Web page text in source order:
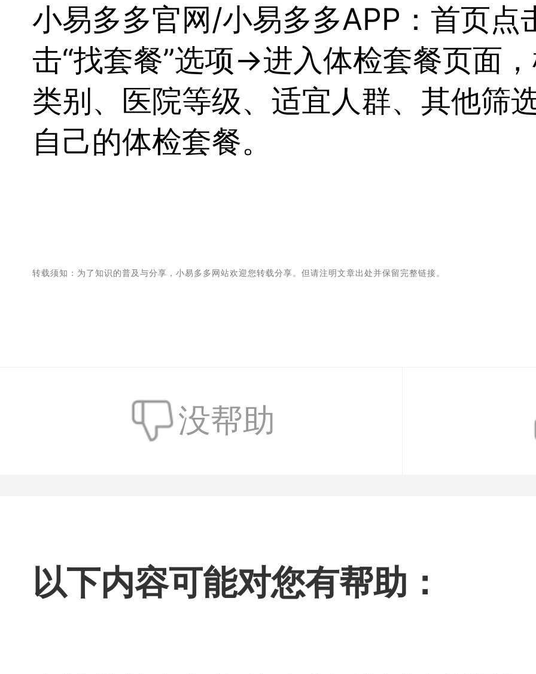
小易多多官网/小易多多APP：首页
击“找套餐”选项→进入体检套餐页面
类别、医院等级、适宜人群、其他筛
自己的体检套餐。
转载须知：为了知识的普及与分享，小易多多网站欢迎您转载分享。但请注明文章出处并保留完整链接。
没帮助
以下内容可能对您有帮助：